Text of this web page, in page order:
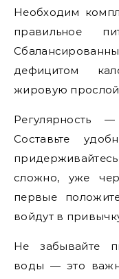
Необходим
правильное
дефицитом
жировую
Регулярность
Составьте
сложно, уже
первые
войдут в
Не забывайте
воды — это